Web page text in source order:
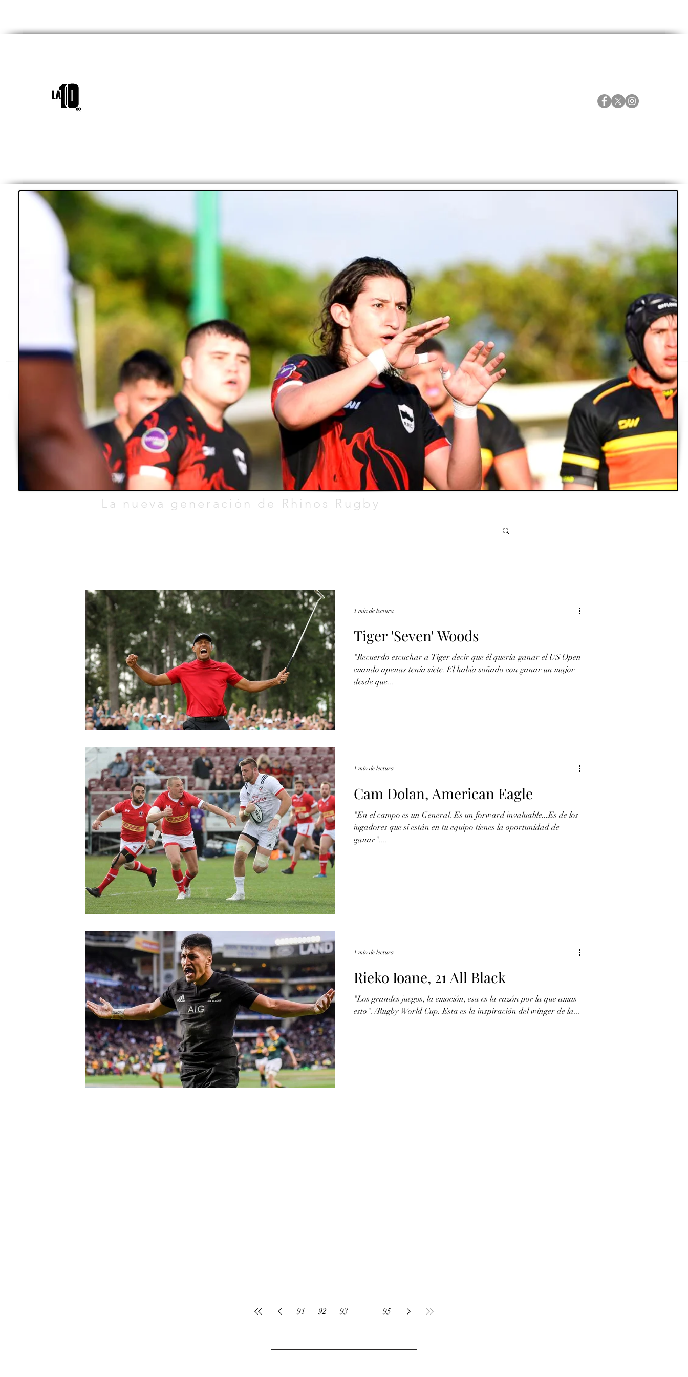
La nueva generación de Rhinos Rugby
TEO.
Tiger 'Seven' Woods
"Recuerdo escuchar a Tiger decir que él quería ganar el US Open
cuando apenas tenía siete. El había soñado con ganar un major
desde que...
1 min de lectura
Cam Dolan, American Eagle
"En el campo es un General. Es un forward invaluable...Es de los
jugadores que si están en tu equipo tienes la oportunidad de
ganar"....
1 min de lectura
Rieko Ioane, 21 All Black
"Los grandes juegos, la emoción, esa es la razón por la que amas
esto". /Rugby World Cup. Esta es la inspiración del winger de la...
1 min de lectura
91 92 93 95